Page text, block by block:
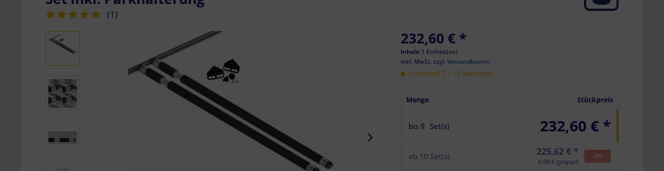
(1 )
232,60 € *
Inhalt: 1 Einheit(en)
inkl. MwSt.zzgl. Versandkosten
Lieferzeit 7 - 10 Werktage
Menge Stückpreis
bis 9 Set(s) 232,60 € *
ab 10 Set(s) 225,62 € *
6,98 € gespart
-3%